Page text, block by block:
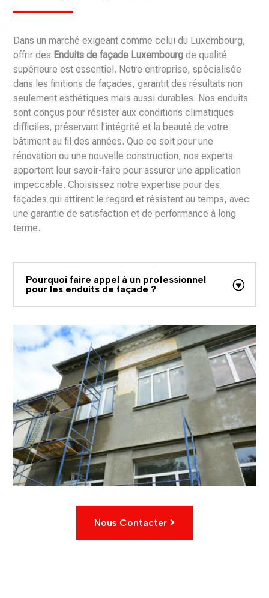
Dans un marché exigeant comme celui du Luxembourg,
offrir des Enduits de façade Luxembourg de qualité
supérieure est essentiel. Notre entreprise, spécialisée
dans les finitions de façades, garantit des résultats non
seulement esthétiques mais aussi durables. Nos enduits
sont conçus pour résister aux conditions climatiques
difficiles, préservant l’intégrité et la beauté de votre
bâtiment au fil des années. Que ce soit pour une
rénovation ou une nouvelle construction, nos experts
apportent leur savoir-faire pour assurer une application
impeccable. Choisissez notre expertise pour des
façades qui attirent le regard et résistent au temps, avec
une garantie de satisfaction et de performance à long
terme.
Pourquoi faire appel à un professionnel
pour les enduits de façade ?
Nous Contacter